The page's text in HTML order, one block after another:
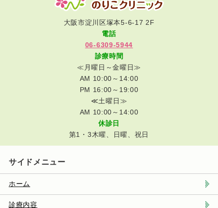
大阪市淀川区塚本5-6-17 2F
電話
06-6309-5944
診療時間
≪月曜日～金曜日≫
AM 10:00～14:00
PM 16:00～19:00
≪土曜日≫
AM 10:00～14:00
休診日
第1・3木曜、日曜、祝日
サイドメニュー
ホーム
診療内容